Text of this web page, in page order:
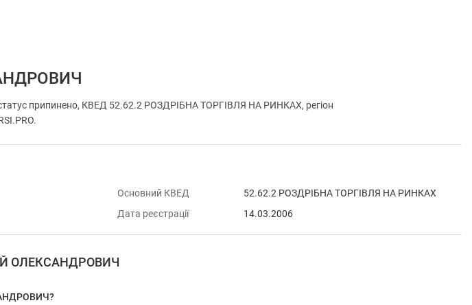
припинено, КВЕД 52.62.2 РОЗДРІБНА ТОРГІВЛЯ НА РИНКАХ, регіон
Основний КВЕД
52.62.2 РОЗДРІБНА ТОРГІВЛЯ НА РИНКАХ
Дата реєстрації 14.03.2006
ОЛЕКСАНДРОВИЧ